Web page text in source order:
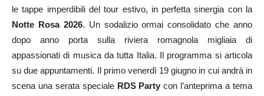
le tappe imperdibili del tour estivo, in perfetta sinergia con la
Notte Rosa 2026. Un sodalizio ormai consolidato che anno
dopo anno porta sulla riviera romagnola migliaia di
appassionati di musica da tutta Italia. Il programma si articola
su due appuntamenti. Il primo venerdì 19 giugno in cui andrà in
scena una serata speciale RDS Partycon l’anteprima a tema